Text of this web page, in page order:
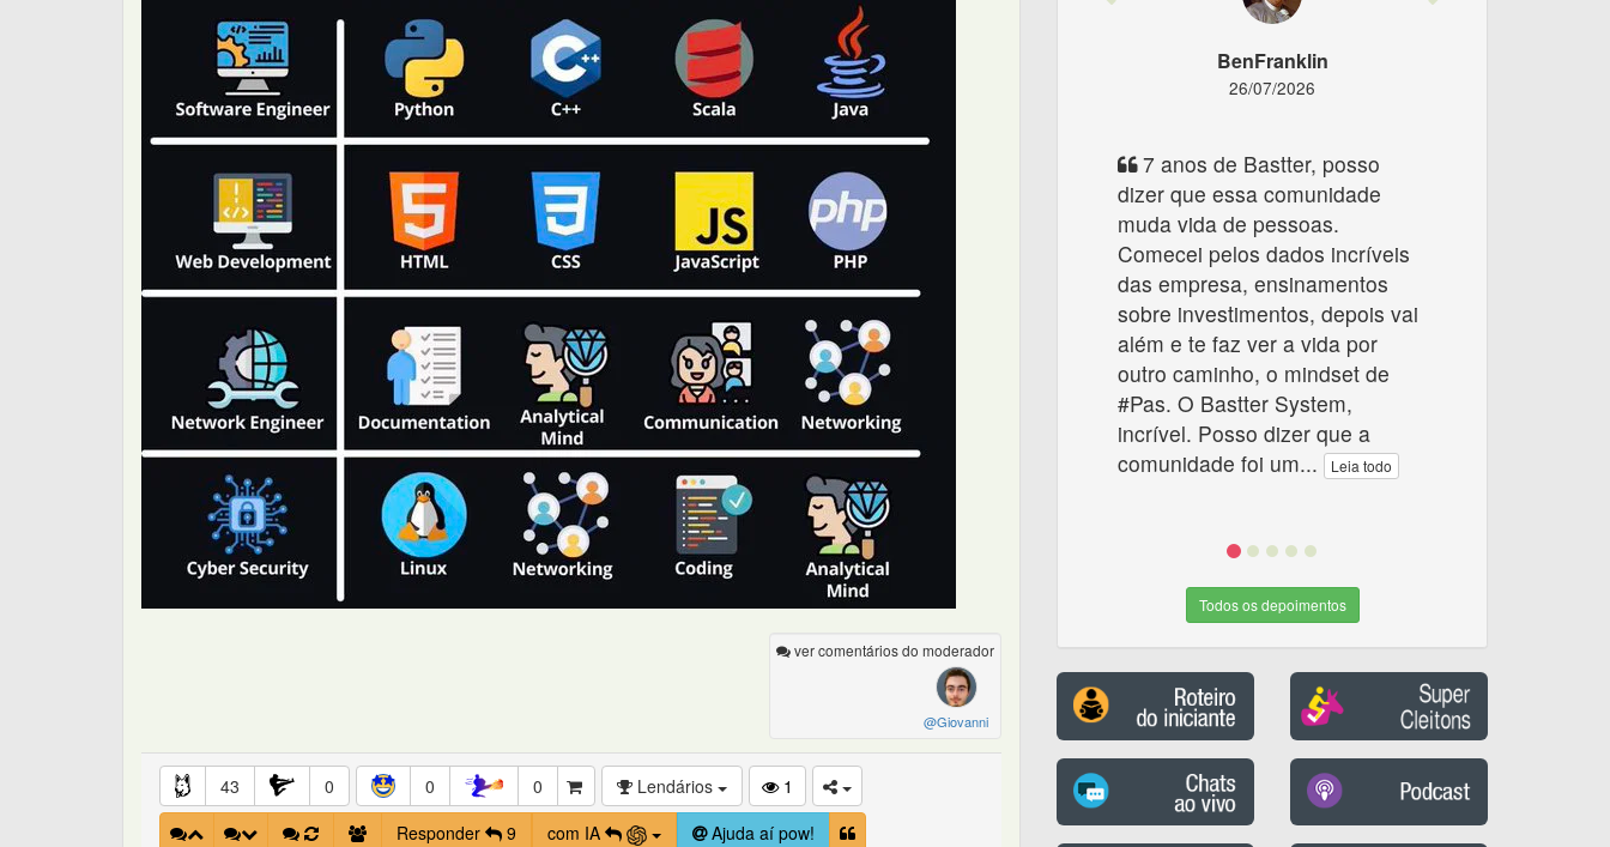
ver comentários do moderador
@Giovanni
43 0 0 0 Lendários
1
Responder
9 com IA Ajuda aí pow!
BenFranklin
26/07/2026
7 anos de Bastter, posso
dizer que essa comunidade
muda vida de pessoas.
Comecei pelos dados incríveis
das empresa, ensinamentos
sobre investimentos, depois vai
além e te faz ver a vida por
outro caminho, o mindset de
#Pas. O Bastter System,
incrível. Posso dizer que a
comunidade foi um... Leia todo
Todos os depoimentos